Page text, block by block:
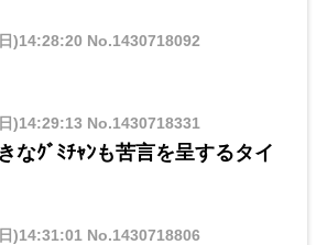
)14:28:20 No.1430718092
)14:29:13 No.1430718331
なｸﾞﾐﾁｬﾝも苦言を呈するタイ
)14:31:01 No.1430718806